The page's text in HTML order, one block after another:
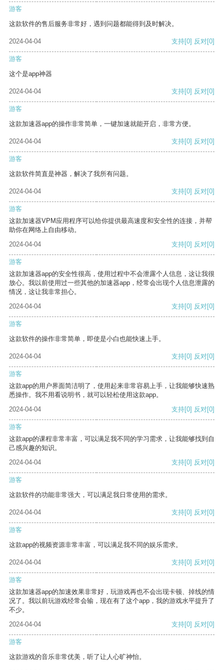
游客
这款软件的售后服务非常好，遇到问题都能得到及时解决。
2024-04-04 支持[0] 反对[0]
游客
这个是app神器
2024-04-04 支持[0] 反对[0]
游客
这款加速器app的操作非常简单，一键加速就能开启，非常方便。
2024-04-04 支持[0] 反对[0]
游客
这款软件简直是神器，解决了我所有问题。
2024-04-04 支持[0] 反对[0]
游客
这款加速器VPM应用程序可以给你提供最高速度和安全性的连接，并帮
助你在网络上自由移动。
2024-04-04
支持[0] 反对[0]
游客
这款加速器app的安全性很高，使用过程中不会泄露个人信息，这让我很
放心。我以前使用过一些其他的加速器app，经常会出现个人信息泄露的
情况，这让我非常担心。
2024-04-04
支持[0] 反对[0]
游客
这款软件的操作非常简单，即使是小白也能快速上手。
2024-04-04 支持[0] 反对[0]
游客
这款app的用户界面简洁明了，使用起来非常容易上手，让我能够快速熟
悉操作。我不用看说明书，就可以轻松使用这款app。
2024-04-04
支持[0] 反对[0]
游客
这款app的课程非常丰富，可以满足我不同的学习需求，让我能够找到自
己感兴趣的知识。
2024-04-04
支持[0] 反对[0]
游客
这款软件的功能非常强大，可以满足我日常使用的需求。
2024-04-04 支持[0] 反对[0]
游客
这款app的视频资源非常丰富，可以满足我不同的娱乐需求。
2024-04-04 支持[0] 反对[0]
游客
这款加速器app的加速效果非常好，玩游戏再也不会出现卡顿、掉线的情
况了。我以前玩游戏经常会输，现在有了这个app，我的游戏水平提升了
不少。
2024-04-04
支持[0] 反对[0]
游客
这款游戏的音乐非常优美，听了让人心旷神怡。